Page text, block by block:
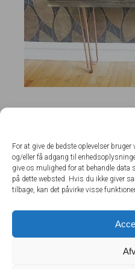
For at give de bedste oplevelser
og/eller få adgang til
give os mulighed for at behandle
på dette websted. Hvis du ikke giver
tilbage, kan det påvirke visse